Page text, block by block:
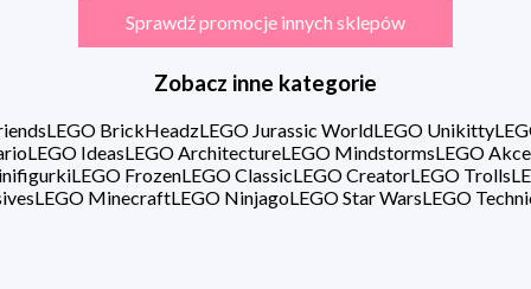
Sprawdź promocje innych sklepów
Zobacz inne kategorie
LEGO BrickHeadzLEGO Jurassic WorldLEGO Unikitty
LEGO IdeasLEGO ArchitectureLEGO MindstormsLEGO
LEGO FrozenLEGO ClassicLEGO CreatorLEGO Trolls
LEGO MinecraftLEGO NinjagoLEGO Star WarsLEGO